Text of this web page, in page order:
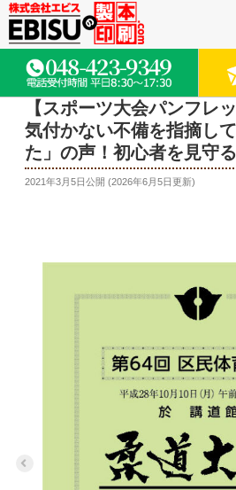
【スポーツ大会パンフレ
気付かない不備を指摘し
た」の声！初心者を見守
2021年3月5日公開 (2026年6月5日更新)